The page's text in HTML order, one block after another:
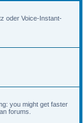
oder Voice-Instant-
you might get faster
forums.